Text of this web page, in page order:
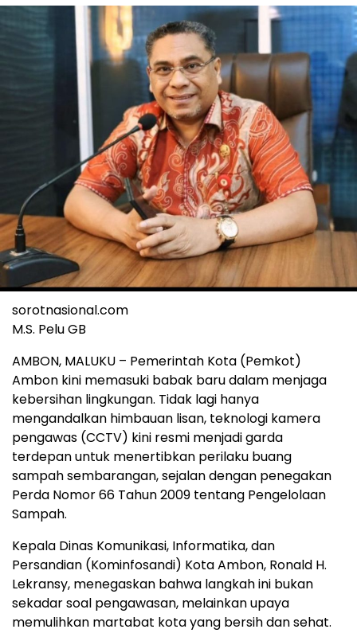
sorotnasional.com
M.S. Pelu GB
AMBON, MALUKU – Pemerintah Kota (Pemkot)
Ambon kini memasuki babak baru dalam menjaga
kebersihan lingkungan. Tidak lagi hanya
mengandalkan himbauan lisan, teknologi kamera
pengawas (CCTV) kini resmi menjadi garda
terdepan untuk menertibkan perilaku buang
sampah sembarangan, sejalan dengan penegakan
Perda Nomor 66 Tahun 2009 tentang Pengelolaan
Sampah.
Kepala Dinas Komunikasi, Informatika, dan
Persandian (Kominfosandi) Kota Ambon, Ronald H.
Lekransy, menegaskan bahwa langkah ini bukan
sekadar soal pengawasan, melainkan upaya
memulihkan martabat kota yang bersih dan sehat.